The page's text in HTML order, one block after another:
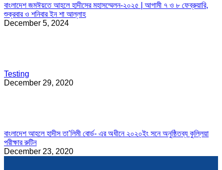
বাংলাদেশ জমঈয়তে আহলে হাদীসের মহাসম্মেলন-২০২৫ | আগামী ৭ ও ৮ ফেব্রুয়ারি,
শুক্রবার ও শনিবার ইন শা আল্লাহ
December 5, 2024
Testing
December 29, 2020
বাংলাদেশ আহলে হাদীস তা’লিমী বোর্ড- এর অধীনে ২০২০ইং সনে অনুষ্ঠিতব্য কুল্লিয়া
পরীক্ষার রুটিন
December 23, 2020